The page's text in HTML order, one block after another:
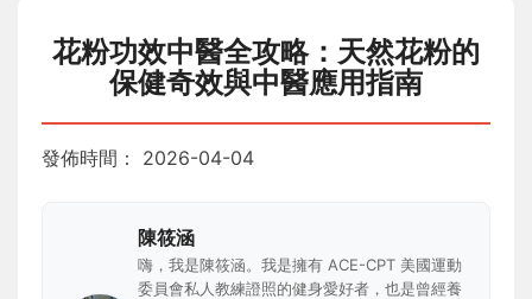
花粉功效中醫全攻略：天然花粉的
保健奇效與中醫應用指南
發佈時間： 2026-04-04
陳筱涵
嗨，我是陳筱涵。我是擁有 ACE-CPT 美國運動
委員會私人教練證照的健身愛好者，也是曾經養